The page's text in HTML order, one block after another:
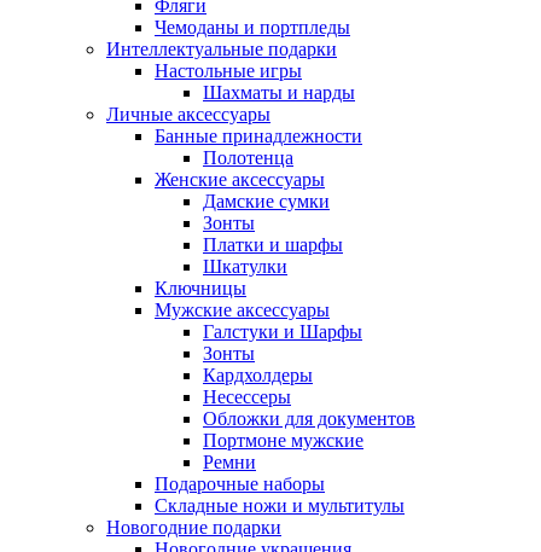
Фляги
Чемоданы и портпледы
Интеллектуальные подарки
Настольные игры
Шахматы и нарды
Личные аксессуары
Банные принадлежности
Полотенца
Женские аксессуары
Дамские сумки
Зонты
Платки и шарфы
Шкатулки
Ключницы
Мужские аксессуары
Галстуки и Шарфы
Зонты
Кардхолдеры
Несессеры
Обложки для документов
Портмоне мужские
Ремни
Подарочные наборы
Складные ножи и мультитулы
Новогодние подарки